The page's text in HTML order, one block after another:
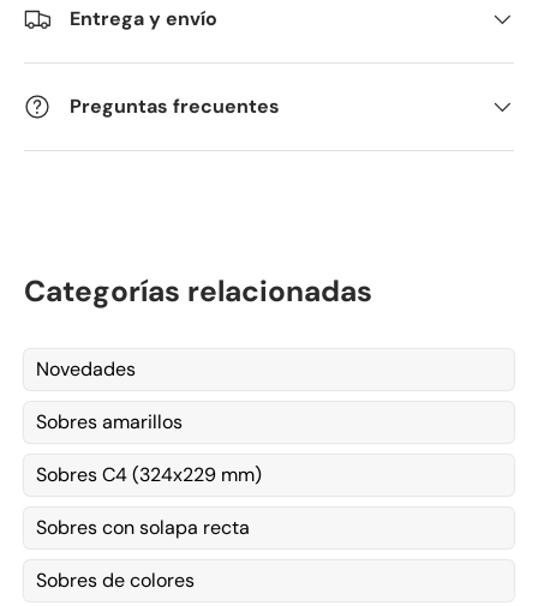
Entrega y envío
Preguntas frecuentes
Categorías relacionadas
Novedades
Sobres amarillos
Sobres C4 (324x229 mm)
Sobres con solapa recta
Sobres de colores